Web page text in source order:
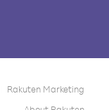
Rakuten Marketing